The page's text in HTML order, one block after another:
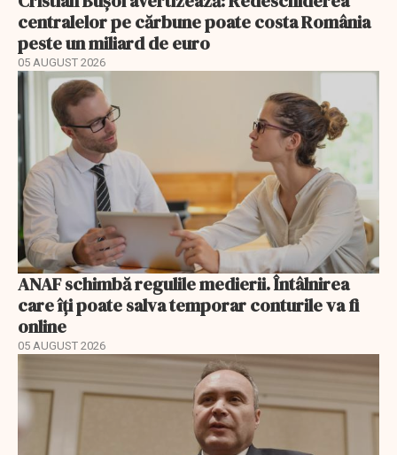
centralelor pe cărbune poate costa România
peste un miliard de euro
05 AUGUST 2026
ANAF schimbă regulile medierii. Întâlnirea
care îți poate salva temporar conturile va fi
online
05 AUGUST 2026